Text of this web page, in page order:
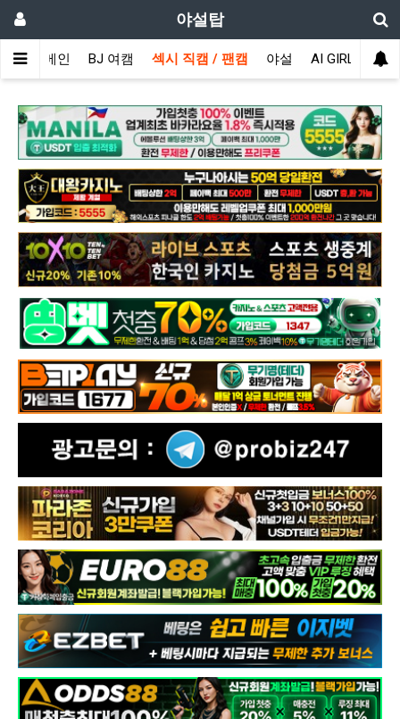
야설탑
메인 BJ 여캠 섹시 직캠 / 팬캠 야설 AI GIRL